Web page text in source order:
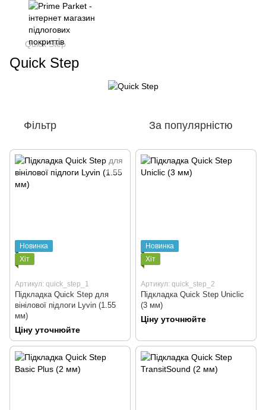
Quick Step
Quick Step
Фільтр За популярністю
Новинка
Хіт
Артикул: quick_step_1
Підкладка Quick Step для
вінілової підлоги Lyvin (1.55
мм)
Ціну уточнюйте
Новинка
Хіт
Артикул: quick_step_2
Підкладка Quick Step Uniclic
(3 мм)
Ціну уточнюйте